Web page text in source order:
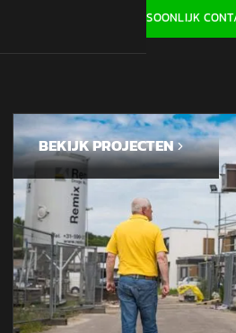
PERSOONLIJK
BEKIJK PROJECTEN